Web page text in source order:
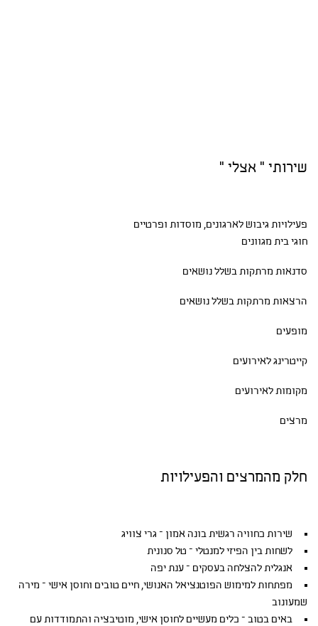
שירותי " אצלי "
פעילויות גיבושלארגונים, מוסדות ופרטיים
חוגי בית מגוונים
סדנאות מרתקות בשלל נושאים
הרצאות מרתקות בשלל נושאים
מופעים
קייטרינג לאירועים
מקומות לאירועים
מרצים
חלק מהמרצים והפעילויות
שירות כחוויה רגשית בונה אמון – גרי צוויג
לשחות בין הפיזי למנטלי – טל סנונית
אנגלית להצלחה בעסקים – ענת יפה
מפתחות למימוש הפוטנציאל האנושי, חיים טובים וחוסן אישי – מירה
שמעונוב
באים בטוב – כלים מעשיים לחוסן אישי, מוטיבציה והתמודדות עם